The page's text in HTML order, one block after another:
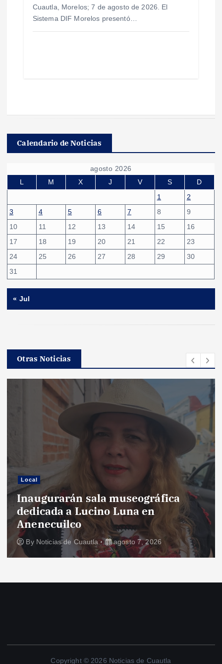
Cuautla, Morelos; 7 de agosto de 2026. El
Sistema DIF Morelos presentó…
Calendario de Noticias
agosto 2026
L
M X J V S
D
1
2
3
4 5 6 7 8
9
10
11 12 13 14 15
16
17
18 19 20 21 22
23
24
25 26 27 28 29
30
31
« Jul
Otras Noticias
Local
Inaugurarán sala museográfica
dedicada a Lucino Luna en
Anenecuilco
By Noticias de Cuautla agosto 7, 2026
Copyright © 2026 Noticias de Cuautla